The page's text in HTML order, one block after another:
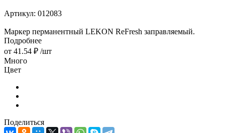
Артикул: 012083
Маркер перманентный LEKON ReFresh заправляемый.
Подробнее
от 41.54 ₽ /шт
Много
Цвет
Поделиться